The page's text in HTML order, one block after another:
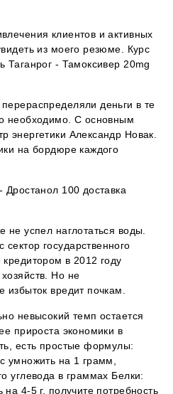
клиентов и активных
из моего резюме. Курс
Таганрог - Тамоксивер 20mg
деньги в те
необходимо. С основным
энергетики Александр Новак.
на бордюре каждого
100 доставка
не успел наглотаться воды.
государственного
в 2012 году
Но не
избыток вредит почкам.
невысокий темп остается
прироста экономики в
есть простые формулы:
умножить на 1 грамм,
углевода в граммах Белки:
4-5 г, получите потребность